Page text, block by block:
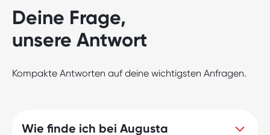
Deine Frage,
unsere Antwort
Kompakte Antworten auf deine wichtigsten Anfragen.
Wie finde ich bei Augusta